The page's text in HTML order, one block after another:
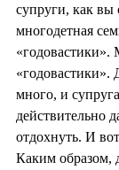
супруги, как вы
многодетная
«годовастики».
«годовастики».
много, и
действительно
отдохнуть. И
Каким образом,